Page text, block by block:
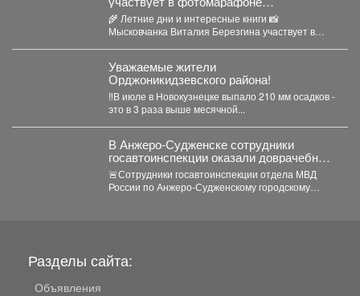
Центральной библиотеки Мысков «Моё
лето с книгой»!
🌾 Летние дни и интересные книги 📸
Мысковчанка Виталия Березгина участвует в
Уважаемые жители
Орджоникидзевского района!
‼️В июле в Новокузнецке выпало 210 мм осадков -
это в 3 раза выше месячной...
В Анжеро-Судженске сотрудники
госавтоинспекции оказали доврачебную
помощь мужчине, пострадавшему от
укуса гадюки
🚨Сотрудники госавтоинспекции отдела МВД
России по Анжеро-Судженскому городскому
Разделы сайта:
Объявления